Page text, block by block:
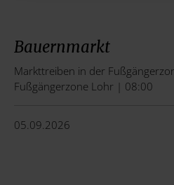
Bauernmarkt
Markttreiben in der
Fußgängerzone Lohr | 08:00
05.09.2026